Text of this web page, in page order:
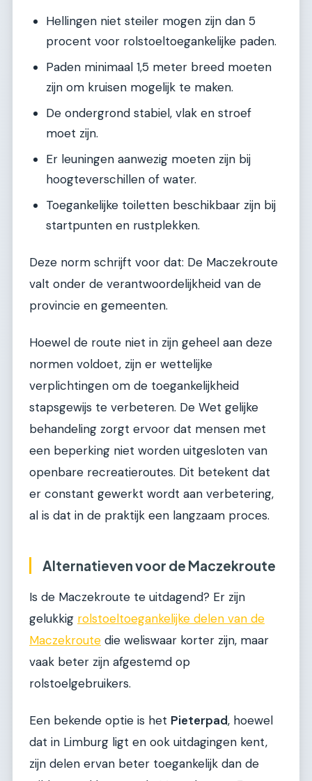
Hellingen niet steiler mogen zijn dan 5
procent voor rolstoeltoegankelijke paden.
Paden minimaal 1,5 meter breed moeten
zijn om kruisen mogelijk te maken.
De ondergrond stabiel, vlak en stroef
moet zijn.
Er leuningen aanwezig moeten zijn bij
hoogteverschillen of water.
Toegankelijke toiletten beschikbaar zijn bij
startpunten en rustplekken.
Deze norm schrijft voor dat: De Maczekroute
valt onder de verantwoordelijkheid van de
provincie en gemeenten.
Hoewel de route niet in zijn geheel aan deze
normen voldoet, zijn er wettelijke
verplichtingen om de toegankelijkheid
stapsgewijs te verbeteren. De Wet gelijke
behandeling zorgt ervoor dat mensen met
een beperking niet worden uitgesloten van
openbare recreatieroutes. Dit betekent dat
er constant gewerkt wordt aan verbetering,
al is dat in de praktijk een langzaam proces.
Alternatieven voor de Maczekroute
Is de Maczekroute te uitdagend? Er zijn
gelukkig rolstoeltoegankelijke delen van de
Maczekroute die weliswaar korter zijn, maar
vaak beter zijn afgestemd op
rolstoelgebruikers.
Een bekende optie is het Pieterpad, hoewel
dat in Limburg ligt en ook uitdagingen kent,
zijn delen ervan beter toegankelijk dan de